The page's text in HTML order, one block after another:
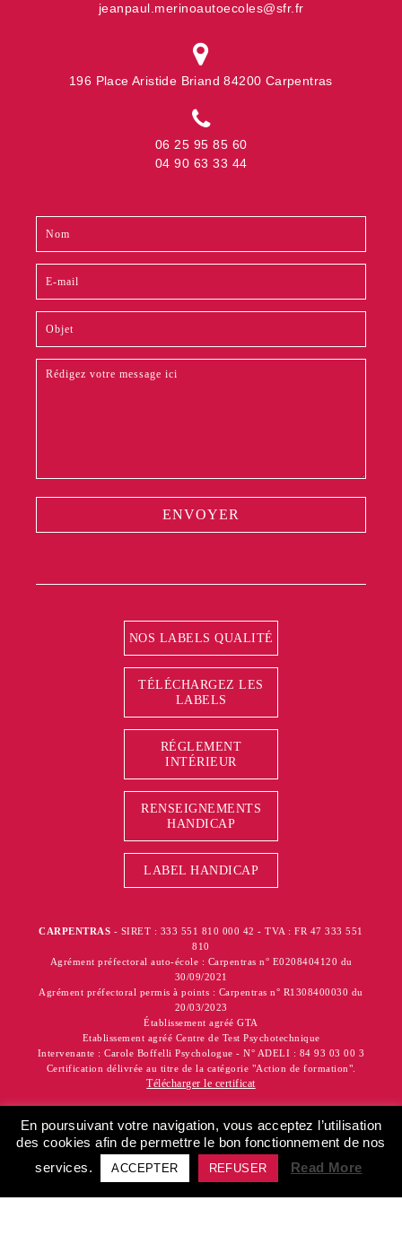
jeanpaul.merinoautoecoles@sfr.fr
196 Place Aristide Briand 84200 Carpentras
06 25 95 85 60
04 90 63 33 44
footer
ENVOYER
vous
un
ne
remplissez
pas
champ.
NOS LABELS QUALITÉ
TÉLÉCHARGEZ LES
LABELS
RÉGLEMENT
INTÉRIEUR
RENSEIGNEMENTS
HANDICAP
LABEL HANDICAP
CARPENTRAS - SIRET : 333 551 810 000 42 - TVA : FR 47 333 551
810
Agrément préfectoral auto-école : Carpentras n° E0208404120 du
30/09/2021
Agrément préfectoral permis à points : Carpentras n° R1308400030 du
20/03/2023
Établissement agréé GTA
Etablissement agréé Centre de Test Psychotechnique
Intervenante : Carole Boffelli Psychologue - N° ADELI : 84 93 03 00 3
Certification délivrée au titre de la catégorie "Action de formation".
Télécharger le certificat
MENTIONS LÉGALES / RGPD
En poursuivant votre navigation, vous acceptez l’utilisation
des cookies afin de permettre le bon fonctionnement de nos
services.
ACCEPTER REFUSER Read More